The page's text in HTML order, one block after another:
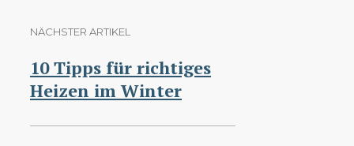
NÄCHSTER ARTIKEL
10 Tipps für richtiges
Heizen im Winter